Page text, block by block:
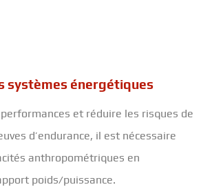
systèmes énergétiques
et réduire les risques de
d’endurance, il est nécessaire
anthropométriques en
poids/puissance.